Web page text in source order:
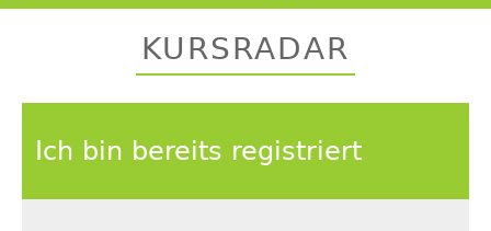
Back
KURSRADAR
Ich bin bereits registriert